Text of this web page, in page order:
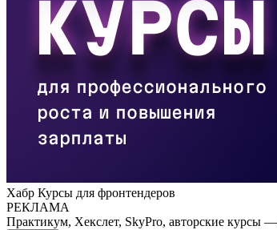
Хабр Курсы для фронтендеров
РЕКЛАМА
Практикум, Хекслет, SkyPro, авторские курсы